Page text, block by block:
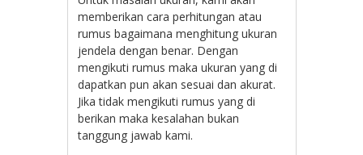
memberikan cara perhitungan atau
rumus bagaimana menghitung ukuran
jendela dengan benar. Dengan
mengikuti rumus maka ukuran yang di
dapatkan pun akan sesuai dan akurat.
Jika tidak mengikuti rumus yang di
berikan maka kesalahan bukan
tanggung jawab kami.